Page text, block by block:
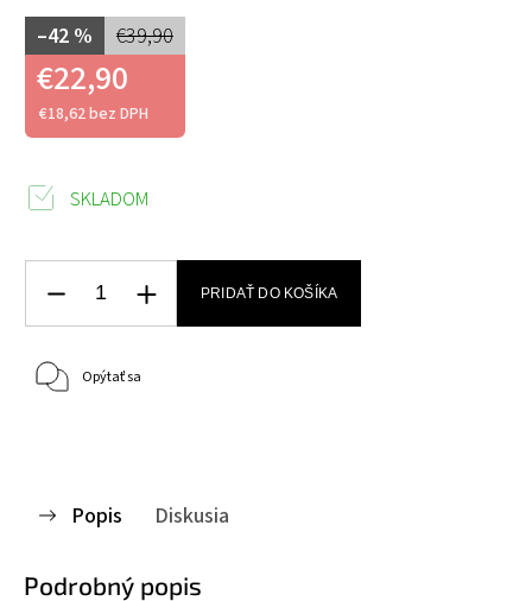
€39,90
–42 %
€22,90
€18,62 bez DPH
SKLADOM
PRIDAŤ DO KOŠÍKA
Opýtať sa
Popis Diskusia
Podrobný popis